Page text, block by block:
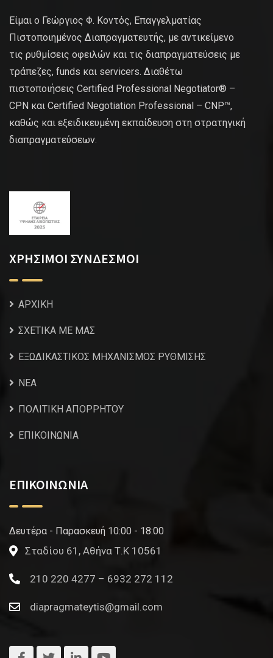
Είμαι ο Γεώργιος Φ. Κοντός, Επαγγελματίας
Πιστοποιημένος Διαπραγματευτής, με αντικείμενο
τις ρυθμίσεις οφειλών και τις διαπραγματεύσεις με
τράπεζες, funds και servicers. Διαθέτω
πιστοποιήσεις Certified Professional Negotiator® –
CPN και Certified Negotiation Professional – CNP™,
καθώς και εξειδικευμένη εκπαίδευση στη στρατηγική
διαπραγματεύσεων.
ΧΡΗΣΙΜΟΙ ΣΥΝΔΕΣΜΟΙ
ΑΡΧΙΚΗ
ΣΧΕΤΙΚΑ ΜΕ ΜΑΣ
ΕΞΩΔΙΚΑΣΤΙΚΟΣ ΜΗΧΑΝΙΣΜΟΣ ΡΥΘΜΙΣΗΣ
NEA
ΠΟΛΙΤΙΚΗ ΑΠΟΡΡΗΤΟΥ
ΕΠΙΚΟΙΝΩΝΙΑ
ΕΠΙΚΟΙΝΩΝΙΑ
Δευτέρα - Παρασκευή 10:00 - 18:00
Σταδίου 61, Αθήνα Τ.Κ 10561
210 220 4277 – 6932 272 112
diapragmateytis@gmail.com